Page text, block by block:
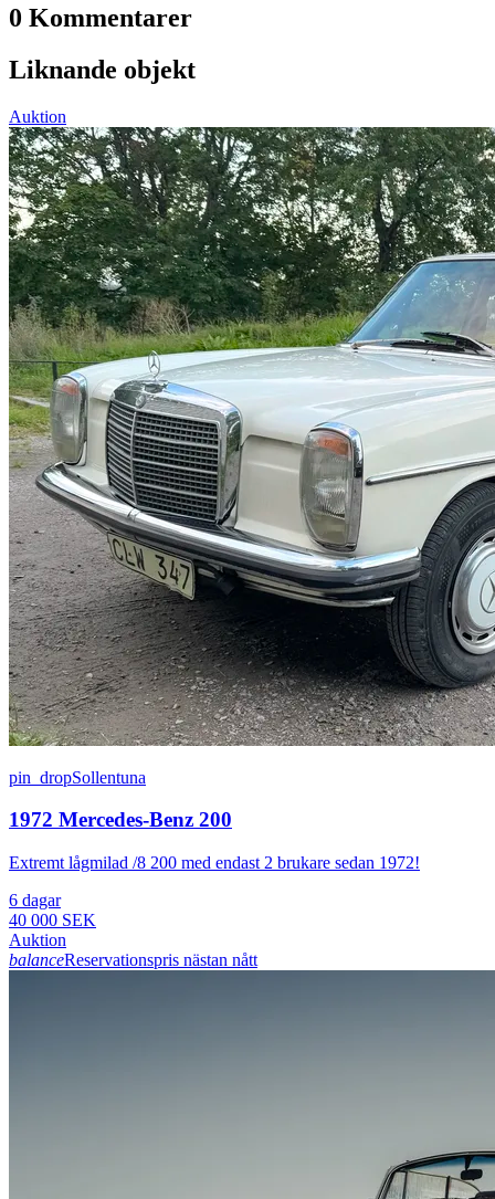
0 Kommentarer
Liknande objekt
Auktion
pin_dropSollentuna
1972 Mercedes-Benz 200
Extremt lågmilad /8 200 med endast 2 brukare sedan 1972!
6 dagar
40 000 SEK
Auktion
balanceReservationspris nästan nått